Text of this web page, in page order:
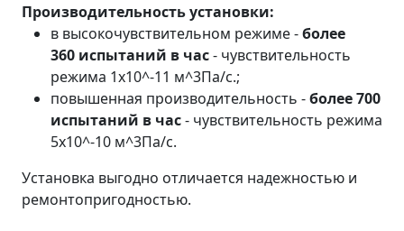
Производительность установки:
в высокочувствительном режиме -более
360 испытаний в час- чувствительность
режима 1х10^-11 м^3Па/с.;
повышенная производительность -более 700
испытаний в час- чувствительность режима
5х10^-10 м^3Па/с.
Установка выгодно отличается надежностью и
ремонтопригодностью.